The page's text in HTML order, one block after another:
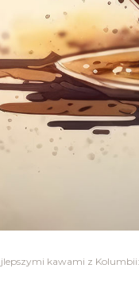
kawami z